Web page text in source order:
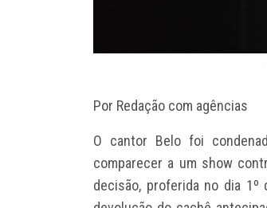
Por Redação com agências
O cantor Belo foi
comparecer a um show
decisão, proferida no dia 1º